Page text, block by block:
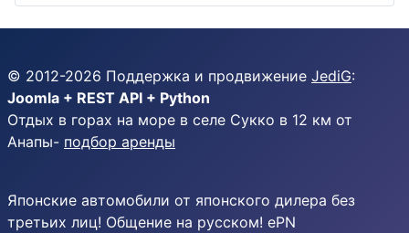
© 2012-2026 Поддержка и продвижение JediG:
Joomla + REST API + Python
Отдых в горах на море в селе Сукко в 12 км от
Анапы- подбор аренды
Японские автомобили от японского дилера без
третьих лиц! Общение на русском! ePN